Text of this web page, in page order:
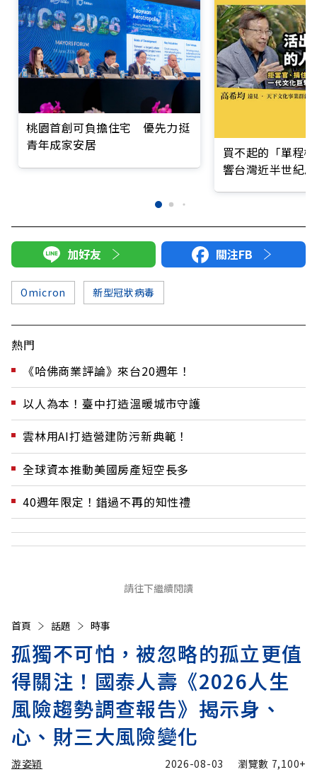
桃園首創可負擔住宅 優先力挺
青年成家安居
買不起的「單程
響台灣近半世紀
加好友 關注FB
Omicron 新型冠狀病毒
熱門
《哈佛商業評論》來台20週年！
以人為本！臺中打造溫暖城市守護
雲林用AI打造營建防污新典範！
全球資本推動美國房產短空長多
40週年限定！錯過不再的知性禮
請往下繼續閱讀
首頁 話題 時事
孤獨不可怕，被忽略的孤立更值
得關注！國泰人壽《2026人生
風險趨勢調查報告》揭示身、
心、財三大風險變化
游姿穎 2026-08-03 瀏覽數 7,100+